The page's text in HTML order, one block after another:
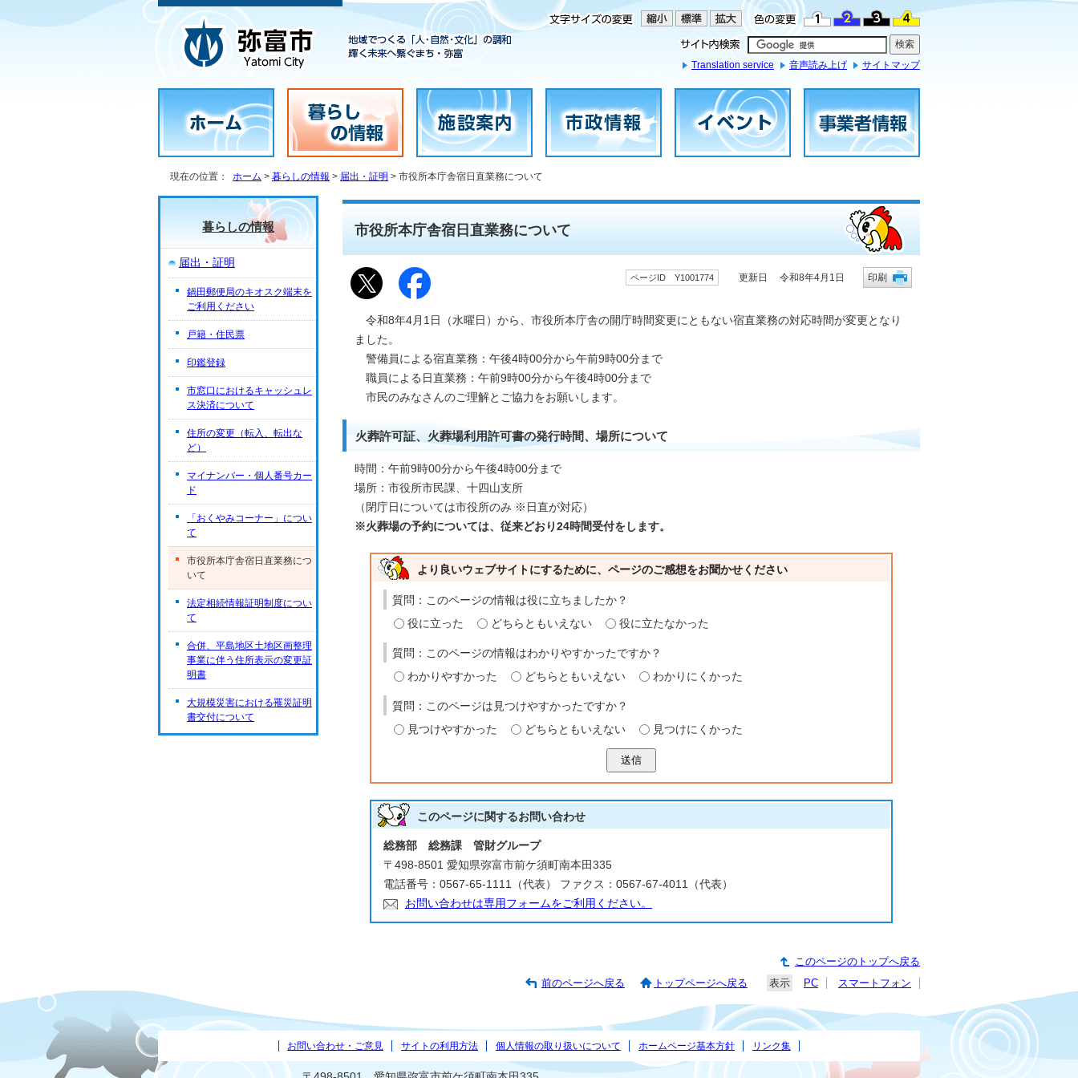
Translation service 音声読み上げ サイトマップ
現在の位置： ホーム > 暮らしの情報 > 届出・証明 > 市役所本庁舎宿日直業務について
市役所本庁舎宿日直業務について
ページID Y1001774 更新日 令和8年4月1日 印刷
令和8年4月1日（水曜日）から、市役所本庁舎の開庁時間変更にともない宿直業務の対応時間が変更となり
ました。
警備員による宿直業務：午後4時00分から午前9時00分まで
職員による日直業務：午前9時00分から午後4時00分まで
市民のみなさんのご理解とご協力をお願いします。
火葬許可証、火葬場利用許可書の発行時間、場所について
時間：午前9時00分から午後4時00分まで
場所：市役所市民課、十四山支所
（閉庁日については市役所のみ ※日直が対応）
※火葬場の予約については、従来どおり24時間受付をします。
より良いウェブサイトにするために、ページのご感想をお聞かせください
質問：このページの情報は役に立ちましたか？
役に立った
どちらともいえない 役に立たなかった
質問：このページの情報はわかりやすかったですか？
わかりやすかった
どちらともいえない わかりにくかった
質問：このページは見つけやすかったですか？
見つけやすかった
どちらともいえない 見つけにくかった
送信
このページに関するお問い合わせ
総務部 総務課 管財グループ
〒498-8501 愛知県弥富市前ケ須町南本田335
電話番号：0567-65-1111（代表） ファクス：0567-67-4011（代表）
お問い合わせは専用フォームをご利用ください。
暮らしの情報
届出・証明
鍋田郵便局のキオスク端末を
ご利用ください
戸籍・住民票
印鑑登録
市窓口におけるキャッシュレ
ス決済について
住所の変更（転入、転出な
ど）
マイナンバー・個人番号カー
ド
「おくやみコーナー」につい
て
市役所本庁舎宿日直業務につ
いて
法定相続情報証明制度につい
て
合併、平島地区土地区画整理
事業に伴う住所表示の変更証
明書
大規模災害における罹災証明
書交付について
このページのトップへ戻る
前のページへ戻る
トップページへ戻る 表示 PC スマートフォン
お問い合わせ・ご意見 サイトの利用方法 個人情報の取り扱いについて ホームページ基本方針 リンク集